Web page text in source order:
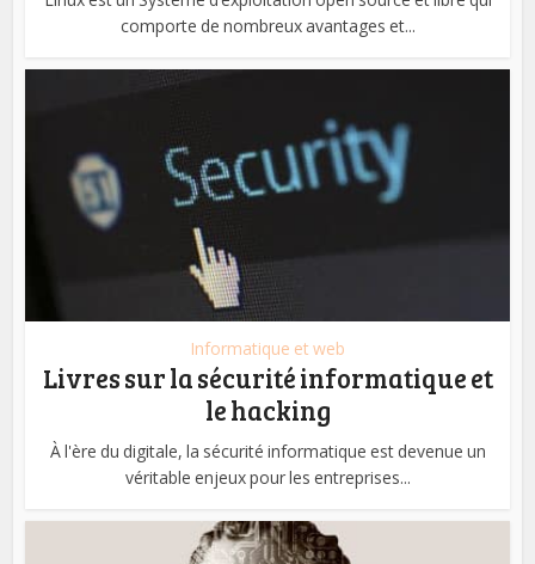
comporte de nombreux avantages et...
Informatique et web
Livres sur la sécurité informatique et
le hacking
À l'ère du digitale, la sécurité informatique est devenue un
véritable enjeux pour les entreprises...